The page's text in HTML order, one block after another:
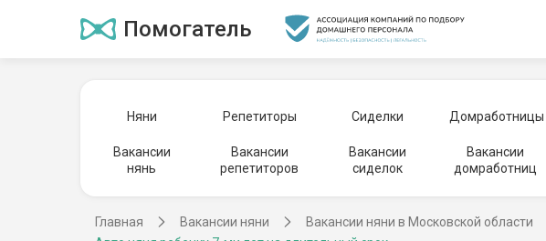
Помогатель
Няни Репетиторы Сиделки Домработницы
Вакансии
нянь
Вакансии
репетиторов
Вакансии
сиделок
Вакансии
домработниц
Главная Вакансии няни Вакансии няни в Московской области